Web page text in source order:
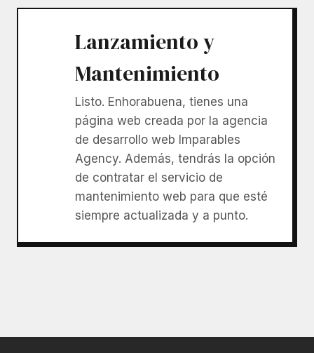
Lanzamiento y
Mantenimiento
Listo. Enhorabuena, tienes una
página web creada por la agencia
de desarrollo web Imparables
Agency. Además, tendrás la opción
de contratar el servicio de
mantenimiento web para que esté
siempre actualizada y a punto.